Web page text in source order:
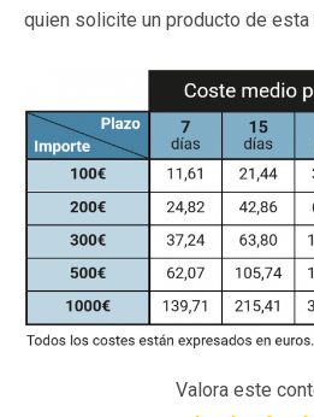
quien solicite un producto de esta
Valora este